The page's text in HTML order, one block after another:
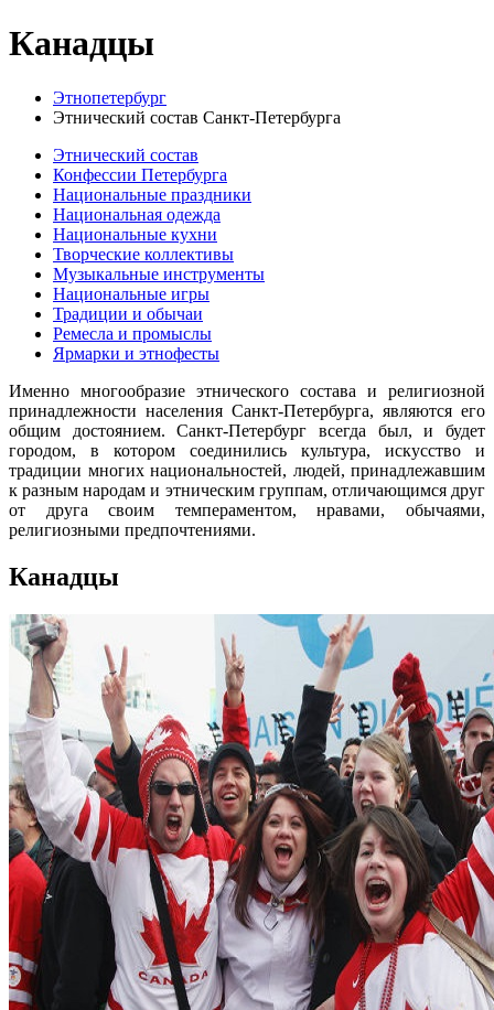
Канадцы
Этнопетербург
Этнический состав Санкт-Петербурга
Этнический состав
Конфессии Петербурга
Национальные праздники
Национальная одежда
Национальные кухни
Творческие коллективы
Музыкальные инструменты
Национальные игры
Традиции и обычаи
Ремесла и промыслы
Ярмарки и этнофесты
Именно многообразие этнического состава и религиозной
принадлежности населения Санкт-Петербурга, являются его
общим достоянием. Санкт-Петербург всегда был, и будет
городом, в котором соединились культура, искусство и
традиции многих национальностей, людей, принадлежавшим
к разным народам и этническим группам, отличающимся друг
от друга своим темпераментом, нравами, обычаями,
религиозными предпочтениями.
Канадцы